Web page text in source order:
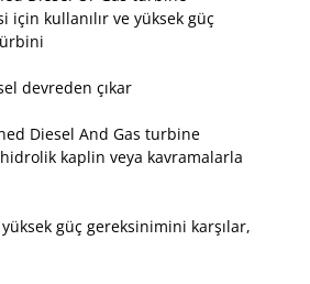
için kullanılır ve yüksek güç
devreden çıkar
Diesel And Gas turbine
kaplin veya kavramalarla
güç gereksinimini karşılar,